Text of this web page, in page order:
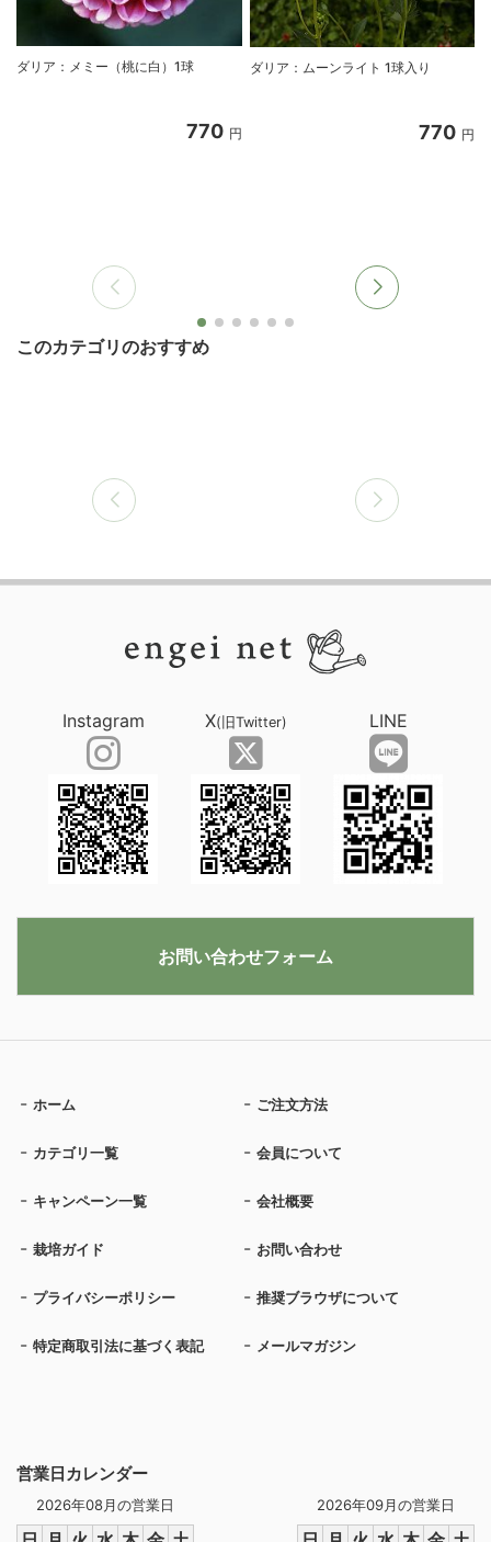
ダリア：メミー（桃に白）1球
770 円
ダリア：ムーンライト 1球入り
770 円
このカテゴリのおすすめ
営業日カレンダー
2026年08月の営業日 2026年09月の営業日
ホーム ご注文方法
カテゴリ一覧 会員について
キャンペーン一覧 会社概要
栽培ガイド お問い合わせ
プライバシーポリシー 推奨ブラウザについて
特定商取引法に基づく表記 メールマガジン
Instagram X(旧Twitter) LINE
お問い合わせフォーム